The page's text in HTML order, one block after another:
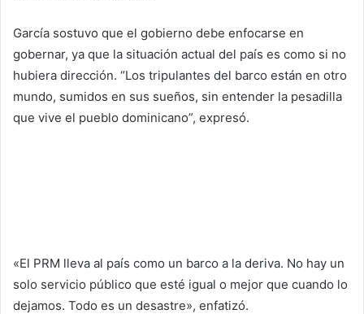
García sostuvo que el gobierno debe enfocarse en
gobernar, ya que la situación actual del país es como si no
hubiera dirección. “Los tripulantes del barco están en otro
mundo, sumidos en sus sueños, sin entender la pesadilla
que vive el pueblo dominicano”, expresó.
«El PRM lleva al país como un barco a la deriva. No hay un
solo servicio público que esté igual o mejor que cuando lo
dejamos. Todo es un desastre», enfatizó.